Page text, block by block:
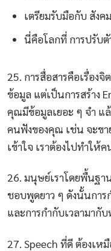
เตรียมรับมือกับ สังค
นี่คือโลกที่ การปรับตั
25. การสื่อสารคือเรื่อง
ข้อมูล แต่เป็นการสร้าง
คุณมีข้อมูลเยอะ ๆ จำ แ
คนฟังของคุณ เช่น จะข
เข้าใจ เราต้องไปทำให้
26. มนุษย์เราโดยพื้นฐ
ชอบพูดยาว ๆ ดังนั้นการ
และการกำกับเวลามากับ
27. Speech ที่ดี ต้องเ